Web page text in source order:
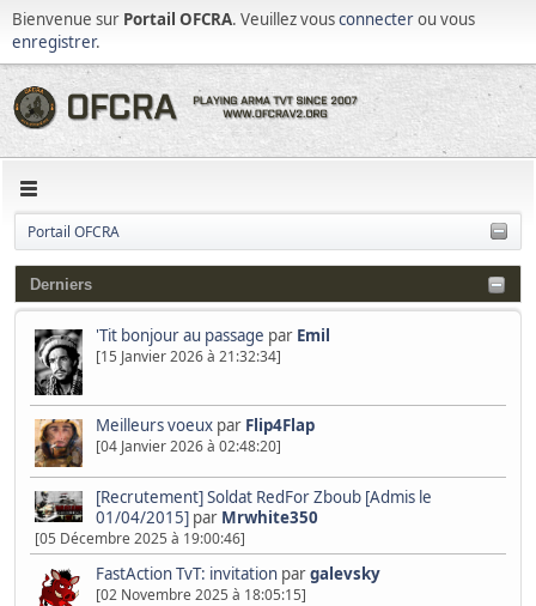
Bienvenue sur Portail OFCRA. Veuillez vousconnecterou vous
enregistrer.
Portail OFCRA
Derniers
'Tit bonjour au passage par Emil
[15 Janvier 2026 à 21:32:34]
Meilleurs voeux par Flip4Flap
[04 Janvier 2026 à 02:48:20]
[Recrutement] Soldat RedFor Zboub [Admis le
01/04/2015] par Mrwhite350
[05 Décembre 2025 à 19:00:46]
FastAction TvT: invitation pargalevsky
[02 Novembre 2025 à 18:05:15]